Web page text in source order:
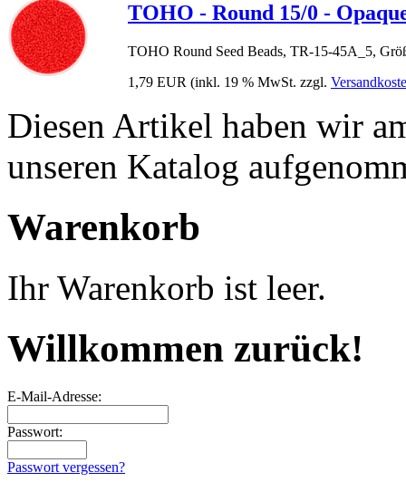
TOHO - Round 15/0 -
TOHO Round Seed Beads, TR-15-45A_5,
1,79 EUR (inkl. 19 % MwSt. zzgl.
Diesen Artikel haben wir
unseren Katalog
Warenkorb
Ihr Warenkorb ist leer.
Willkommen zurück!
E-Mail-Adresse:
Passwort:
Passwort vergessen?